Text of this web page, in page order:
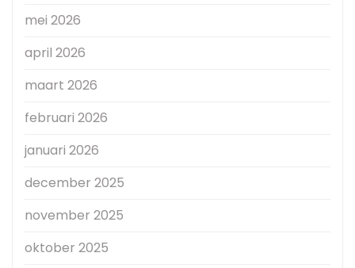
mei 2026
april 2026
maart 2026
februari 2026
januari 2026
december 2025
november 2025
oktober 2025